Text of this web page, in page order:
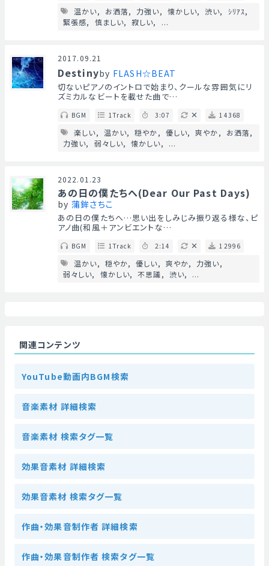
温かい お洒落 力強い 懐かしい 渋い
ｼﾘｱｽ
緊張感
慎ましい 寂しい ...
2017.09.21
Destinyby FLASH☆BEAT
切ないピアノのイントロで始まり、クールな雰囲気にリ
ズミカルなビートを載せた曲で…
BGM 1Track 3:07 14368
楽しい 温かい 穏やか 優しい 爽やか
お洒落
力強い
弱々しい 懐かしい ...
2022.01.23
あの日の僕たちへ(Dear Our Past Days)
by 蒲鉾さちこ
あの日の僕たちへ…思い出をしみじみ振り返る様な、ピ
アノ曲(和風＋アンビエントな…
BGM 1Track 2:14 12996
温かい 穏やか 優しい 爽やか
力強い
弱々しい
懐かしい 不思議 渋い ...
関連コンテンツ
YouTube動画内BGM検索
音楽素材 詳細検索
音楽素材 検索タグ一覧
効果音素材 詳細検索
効果音素材 検索タグ一覧
作曲・効果音制作者 詳細検索
作曲・効果音制作者 検索タグ一覧